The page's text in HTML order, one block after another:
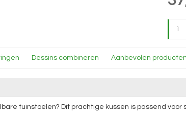
Dessins combineren Aanbevolen producten
tuinstoelen? Dit prachtige kussen is passend voor